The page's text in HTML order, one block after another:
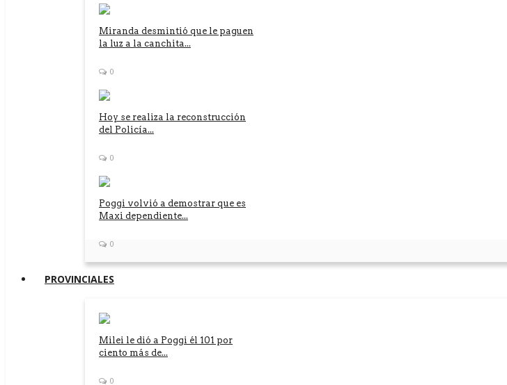
Miranda desmintió que le paguen
la luz a la canchita...
0
Hoy se realiza la reconstrucción
del Policía...
0
Poggi volvió a demostrar que es
Maxi dependiente...
0
PROVINCIALES
Milei le dió a Poggi él 101 por
ciento más de...
0